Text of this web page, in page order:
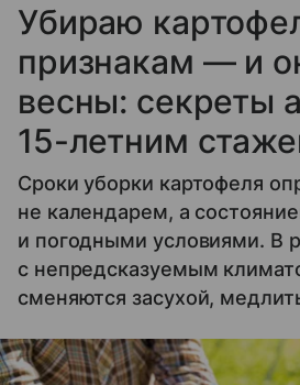
Убираю
признакам — и
весны: секреты
15-летним
Сроки уборки картофеля
не календарем, а
и погодными условиями. В
с непредсказуемым
сменяются засухой,